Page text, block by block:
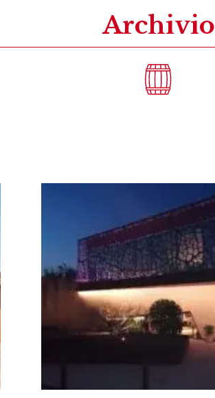
Archivio